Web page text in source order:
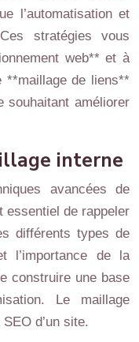
l’automatisation et
stratégies vous
web** et à
**maillage de liens**
souhaitant améliorer
interne
avancées de
de rappeler
différents types de
l’importance de la
construire une base
Le maillage
d’un site.